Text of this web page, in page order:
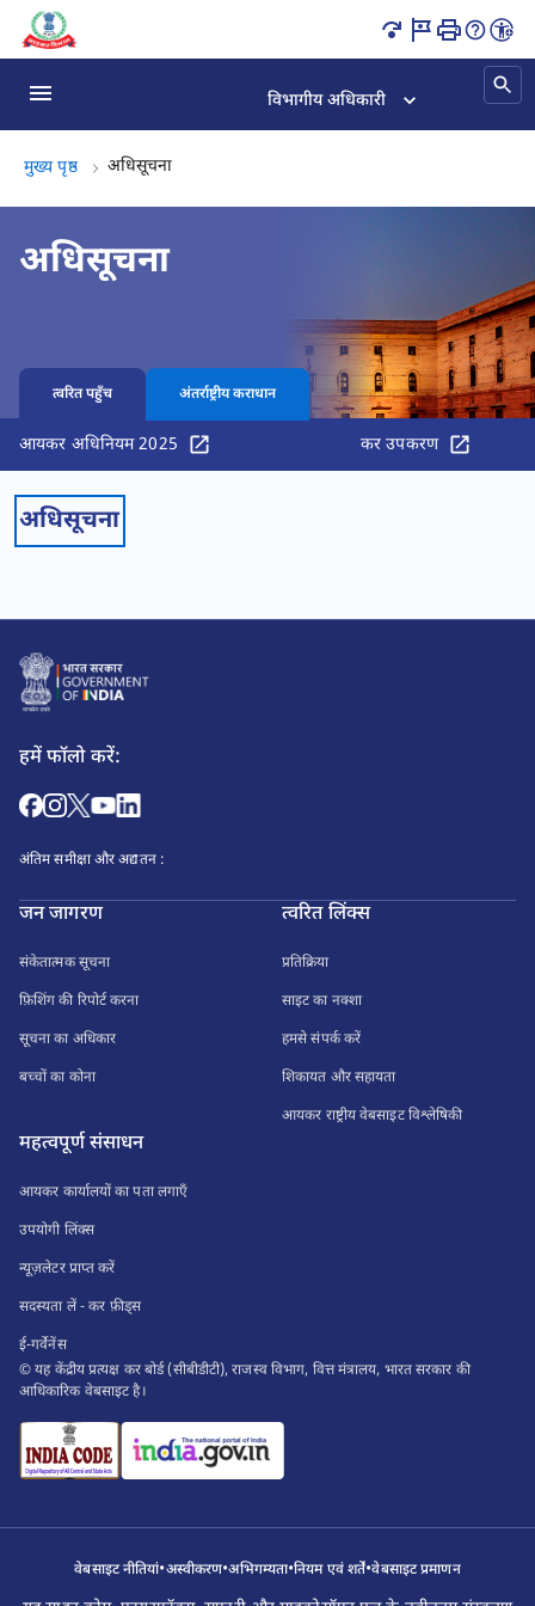
आयकर नोटिफिकेशन व CBDT अपडेट्स पृष्ठ लोड हो गया
विभागीय अधिकारी
मुख्य पृष्ठ अधिसूचनाअधिसूचना, (2 का 2)
अधिसूचना
त्वरित पहुँच अंतर्राष्ट्रीय कराधान
आयकर अधिनियम 2025 कर उपकरण
अधिसूचना
हमें फॉलो करें:
अंतिम समीक्षा और अद्यतन :
जन जागरण
संकेतात्मक सूचना
फ़िशिंग की रिपोर्ट करना
सूचना का अधिकार
बच्चों का कोना
त्वरित लिंक्स
प्रतिक्रिया
साइट का नक्शा
हमसे संपर्क करें
शिकायत और सहायता
आयकर राष्ट्रीय वेबसाइट विश्लेषिकी
महत्वपूर्ण संसाधन
आयकर कार्यालयों का पता लगाएँ
उपयोगी लिंक्स
न्यूज़लेटर प्राप्त करें
सदस्यता लें - कर फ़ीड्स
ई-गर्वेनेंस
© यह केंद्रीय प्रत्यक्ष कर बोर्ड (सीबीडीटी), राजस्व विभाग, वित्त मंत्रालय, भारत सरकार की
आधिकारिक वेबसाइट है।
वेबसाइट नीतियां•अस्वीकरण•अभिगम्यता•नियम एवं शर्तें•वेबसाइट प्रमाणन